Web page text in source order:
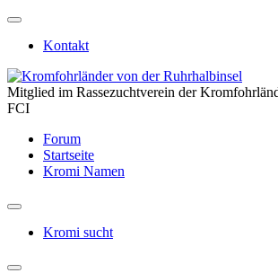
Kontakt
Mitglied im Rassezuchtverein der
FCI
Forum
Startseite
Kromi Namen
Kromi sucht